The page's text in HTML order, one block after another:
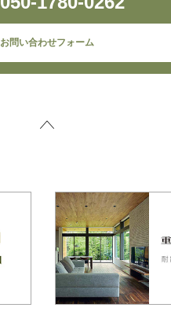
お問い合わせフォーム